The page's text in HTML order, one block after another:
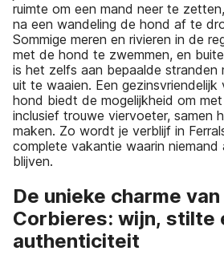
ruimte om een mand neer te
na een wandeling de hond af te
Sommige meren en rivieren in de
met de hond te zwemmen, en
is het zelfs aan bepaalde stranden
uit te waaien. Een gezinsvriendelijk
hond biedt de mogelijkheid om
inclusief trouwe viervoeter, samen
maken. Zo wordt je verblijf in
complete vakantie waarin
blijven.
De unieke charme
Corbieres: wijn, stilte
authenticiteit